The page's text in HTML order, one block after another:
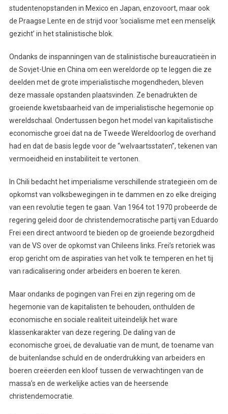
studentenopstanden in Mexico en Japan, enzovoort, maar ook
de Praagse Lente en de strijd voor ‘socialisme met een menselijk
gezicht’ in het stalinistische blok.
Ondanks de inspanningen van de stalinistische bureaucratieën in
de Sovjet-Unie en China om een wereldorde op te leggen die ze
deelden met de grote imperialistische mogendheden, bleven
deze massale opstanden plaatsvinden. Ze benadrukten de
groeiende kwetsbaarheid van de imperialistische hegemonie op
wereldschaal. Ondertussen begon het model van kapitalistische
economische groei dat na de Tweede Wereldoorlog de overhand
had en dat de basis legde voor de “welvaartsstaten”, tekenen van
vermoeidheid en instabiliteit te vertonen.
In Chili bedacht het imperialisme verschillende strategieën om de
opkomst van volksbewegingen in te dammen en zo elke dreiging
van een revolutie tegen te gaan. Van 1964 tot 1970 probeerde de
regering geleid door de christendemocratische partij van Eduardo
Frei een direct antwoord te bieden op de groeiende bezorgdheid
van de VS over de opkomst van Chileens links. Frei’s retoriek was
erop gericht om de aspiraties van het volk te temperen en het tij
van radicalisering onder arbeiders en boeren te keren.
Maar ondanks de pogingen van Frei en zijn regering om de
hegemonie van de kapitalisten te behouden, onthulden de
economische en sociale realiteit uiteindelijk het ware
klassenkarakter van deze regering. De daling van de
economische groei, de devaluatie van de munt, de toename van
de buitenlandse schuld en de onderdrukking van arbeiders en
boeren creëerden een kloof tussen de verwachtingen van de
massa’s en de werkelijke acties van de heersende
christendemocratie.